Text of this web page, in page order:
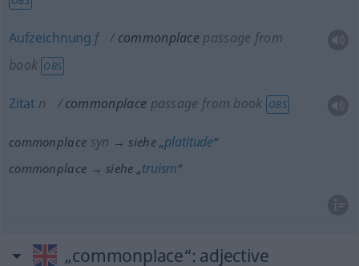
Aufzeichnung f commonplace passage from
book OBS
Zitat n commonplace passage from book OBS
commonplace syn → siehe „platitude“
commonplace → siehe „truism“
„commonplace“: adjective